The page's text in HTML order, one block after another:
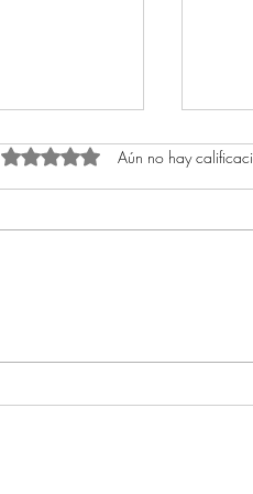
Obtuvo 0 de 5 estrellas.
Aún no hay